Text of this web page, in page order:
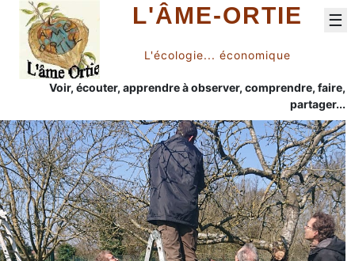
L'ÂME-ORTIE
L'écologie... économique
Voir, écouter, apprendre à observer, comprendre, faire,
partager...
☰